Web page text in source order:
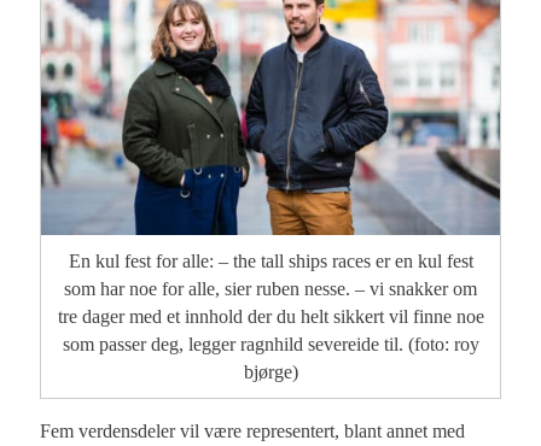
En kul fest for alle: – the tall ships races er en kul fest
som har noe for alle, sier ruben nesse. – vi snakker om
tre dager med et innhold der du helt sikkert vil finne noe
som passer deg, legger ragnhild severeide til. (foto: roy
bjørge)
Fem verdensdeler vil være representert, blant annet med